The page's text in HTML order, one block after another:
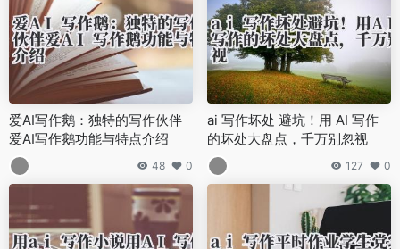
爱AI写作鹅：独特的写作伙伴
爱AI写作鹅功能与特点介绍
48 0
ai 写作坏处 避坑！用 AI 写作
的坏处大盘点，千万别忽视
127 0